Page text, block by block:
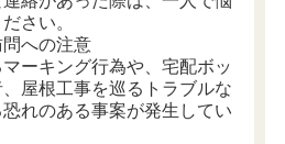
さい。
への注意
ーキング行為や、宅配ボッ
屋根工事を巡るトラブルな
れのある事案が発生してい